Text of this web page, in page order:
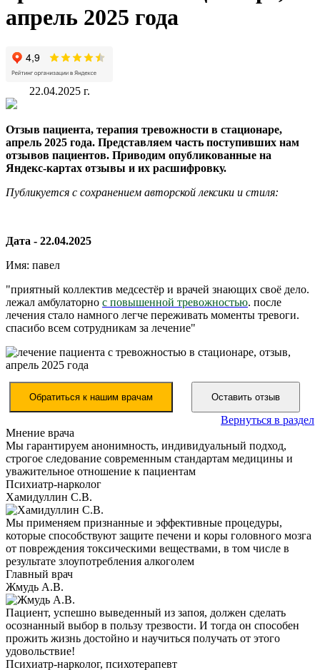
апрель 2025 года
22.04.2025 г.
Отзыв пациента, терапия тревожности в стационаре,
апрель 2025 года. Представляем часть поступивших нам
отзывов пациентов. Приводим опубликованные на
Яндекс-картах отзывы и их расшифровку.
Публикуется с сохранением авторской лексики и стиля:
Дата - 22.04.2025
Имя: павел
"приятный коллектив медсестёр и врачей знающих своё дело.
лежал амбулаторно с повышенной тревожностью. после
лечения стало намного легче переживать моменты тревоги.
спасибо всем сотрудникам за лечение"
Обратиться к нашим врачам Оставить отзыв
Вернуться в раздел
Мнение врача
Мы гарантируем анонимность, индивидуальный подход,
строгое следование современным стандартам медицины и
уважительное отношение к пациентам
Психиатр-нарколог
Хамидуллин С.В.
Мы применяем признанные и эффективные процедуры,
которые способствуют защите печени и коры головного мозга
от повреждения токсическими веществами, в том числе в
результате злоупотребления алкоголем
Главный врач
Жмудь А.В.
Пациент, успешно выведенный из запоя, должен сделать
осознанный выбор в пользу трезвости. И тогда он способен
прожить жизнь достойно и научиться получать от этого
удовольствие!
Психиатр-нарколог, психотерапевт